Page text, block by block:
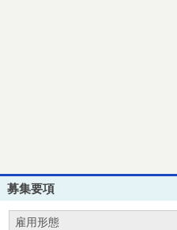
募集要項
雇用形態